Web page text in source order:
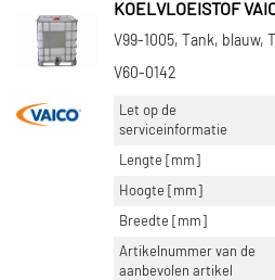
KOELVLOEISTOF
V99-1005, Tank, blauw,
V60-0142
Let op de
serviceinformatie
Lengte [mm]
Hoogte [mm]
Breedte [mm]
Artikelnummer van de
aanbevolen artikel